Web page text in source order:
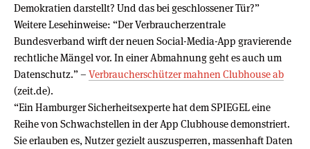
Demokratien darstellt? Und das bei geschlossener Tür?”
Weitere Lesehinweise: “Der Verbraucherzentrale
Bundesverband wirft der neuen Social-Media-App gravierende
rechtliche Mängel vor. In einer Abmahnung geht es auch um
Datenschutz.” – Verbraucherschützer mahnen Clubhouse ab
(zeit.de).
“Ein Hamburger Sicherheitsexperte hat dem SPIEGEL eine
Reihe von Schwachstellen in der App Clubhouse demonstriert.
Sie erlauben es, Nutzer gezielt auszusperren, massenhaft Daten